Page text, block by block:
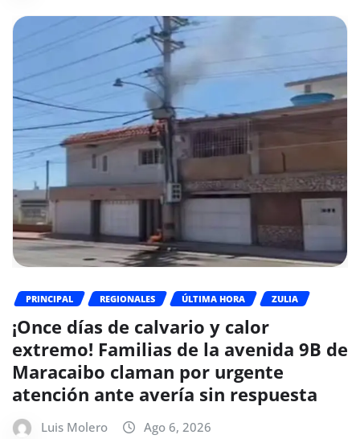
PRINCIPAL REGIONALES ÚLTIMA HORA ZULIA
¡Once días de calvario y calor
extremo! Familias de la avenida 9B de
Maracaibo claman por urgente
atención ante avería sin respuesta
Luis Molero Ago 6, 2026